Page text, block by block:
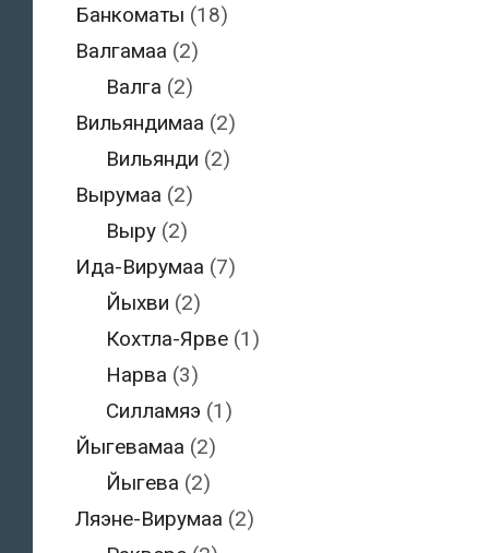
Банкоматы (18)
Валгамаа (2)
Валга (2)
Вильяндимаа (2)
Вильянди (2)
Вырумаа (2)
Выру (2)
Ида-Вирумаа (7)
Йыхви (2)
Кохтла-Ярве (1)
Нарва (3)
Силламяэ (1)
Йыгевамаа (2)
Йыгева (2)
Ляэне-Вирумаа (2)